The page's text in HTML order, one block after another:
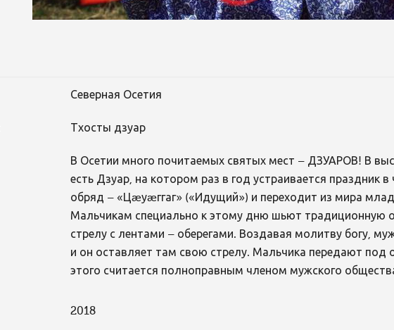
Северная Осетия
Тхосты дзуар
В Осетии много почитаемых святых мест – ДЗУАРОВ! В
есть Дзуар, на котором раз в год устраивается праздник
обряд – «Цæуæггаг» («Идущий») и переходит из мира
Мальчикам специально к этому дню шьют традиционную
стрелу с лентами – оберегами. Воздавая молитву богу,
и он оставляет там свою стрелу. Мальчика передают под
этого считается полноправным членом мужского
2018